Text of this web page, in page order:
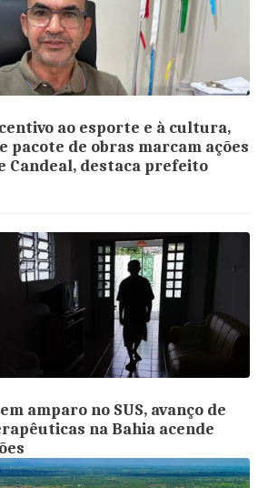
ao esporte e à cultura,
pacote de obras marcam ações
Candeal, destaca prefeito
amparo no SUS, avanço de
na Bahia acende